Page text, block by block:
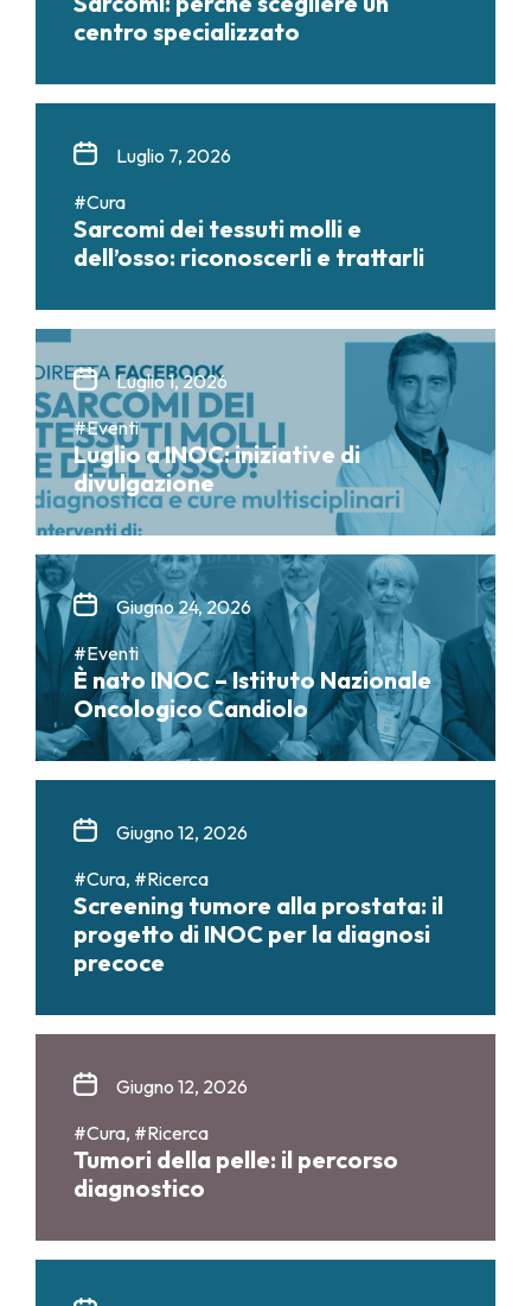
centro specializzato
Luglio 7, 2026
#Cura
Sarcomi dei tessuti molli e
dell’osso: riconoscerli e trattarli
Luglio 1, 2026
#Eventi
Luglio a INOC: iniziative di
divulgazione
Giugno 24, 2026
#Eventi
È nato INOC – Istituto Nazionale
Oncologico Candiolo
Giugno 12, 2026
#Cura, #Ricerca
Screening tumore alla prostata: il
progetto di INOC per la diagnosi
precoce
Giugno 12, 2026
#Cura, #Ricerca
Tumori della pelle: il percorso
diagnostico